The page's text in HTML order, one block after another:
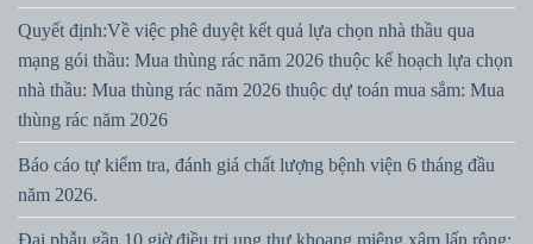
Quyết định:Về việc phê duyệt kết quả lựa chọn nhà thầu qua
mạng gói thầu: Mua thùng rác năm 2026 thuộc kế hoạch lựa chọn
nhà thầu: Mua thùng rác năm 2026 thuộc dự toán mua sắm: Mua
thùng rác năm 2026
Báo cáo tự kiểm tra, đánh giá chất lượng bệnh viện 6 tháng đầu
năm 2026.